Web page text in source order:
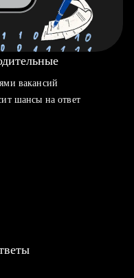
вакансий
шансы на ответ